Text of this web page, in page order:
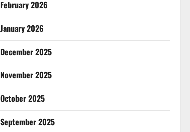
February 2026
January 2026
December 2025
November 2025
October 2025
September 2025